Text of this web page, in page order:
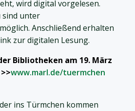
wird digital vorgelesen.
sind unter
Anschließend erhalten
zur digitalen Lesung.
Bibliotheken am 19. März
www.marl.de/tuermchen
ins Türmchen kommen